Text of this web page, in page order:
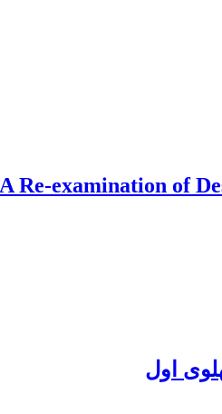
Re-examination of
اول